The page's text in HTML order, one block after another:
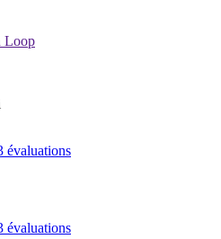
Loop
évaluations
évaluations